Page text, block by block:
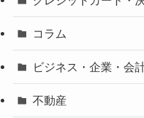
コラム
ビジネス・企業・会
不動産